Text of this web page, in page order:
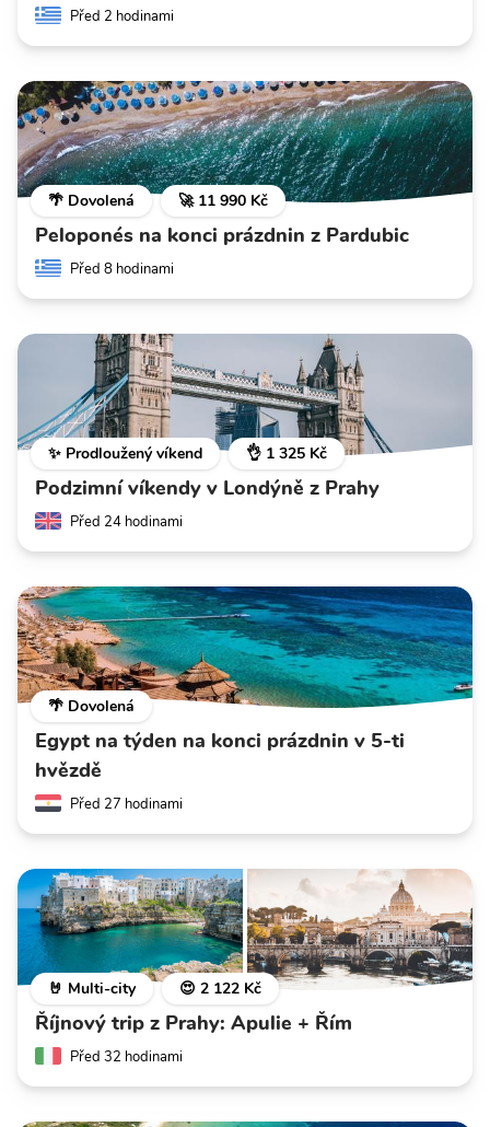
Před 2 hodinami
🌴 Dovolená 🚀 11 990 Kč
Peloponés na konci prázdnin z Pardubic
Před 8 hodinami
✨ Prodloužený víkend 👌 1 325 Kč
Podzimní víkendy v Londýně z Prahy
Před 24 hodinami
🌴 Dovolená
Egypt na týden na konci prázdnin v 5-ti
hvězdě
Před 27 hodinami
🤘 Multi-city 😍 2 122 Kč
Říjnový trip z Prahy: Apulie + Řím
Před 32 hodinami